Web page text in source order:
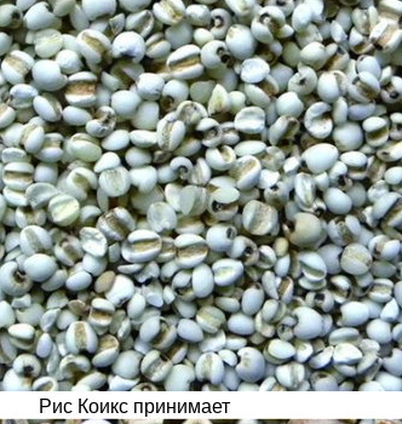
Рис Коикс принимает